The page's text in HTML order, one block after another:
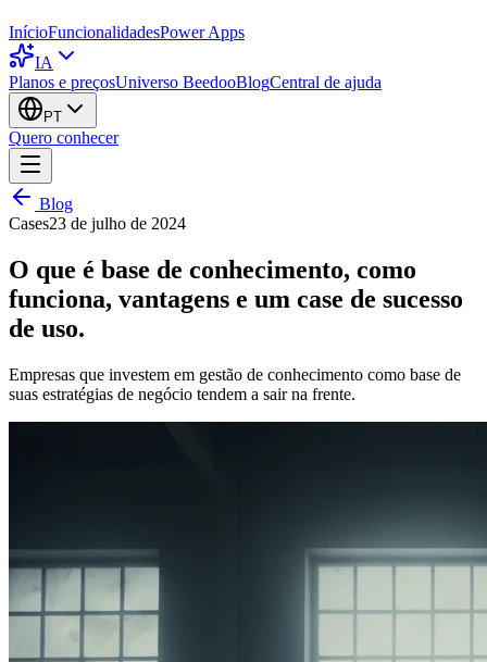
InícioFuncionalidadesPower Apps
IA
Planos e preçosUniverso BeedooBlogCentral de ajuda
PT
Quero conhecer
Blog
Cases23 de julho de 2024
O que é base de conhecimento, como
funciona, vantagens e um case de sucesso
de uso.
Empresas que investem em gestão de conhecimento como base de
suas estratégias de negócio tendem a sair na frente.